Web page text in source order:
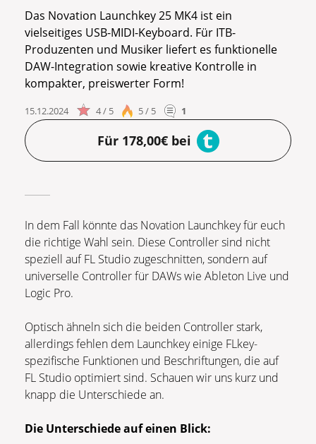
Das Novation Launchkey 25 MK4 ist ein
vielseitiges USB-MIDI-Keyboard. Für ITB-
Produzenten und Musiker liefert es funktionelle
DAW-Integration sowie kreative Kontrolle in
kompakter, preiswerter Form!
15.12.2024 4 / 5 5 / 5 1
Für 178,00€ bei
In dem Fall könnte das Novation Launchkey für euch
die richtige Wahl sein. Diese Controller sind nicht
speziell auf FL Studio zugeschnitten, sondern auf
universelle Controller für DAWs wie Ableton Live und
Logic Pro.
Optisch ähneln sich die beiden Controller stark,
allerdings fehlen dem Launchkey einige FLkey-
spezifische Funktionen und Beschriftungen, die auf
FL Studio optimiert sind. Schauen wir uns kurz und
knapp die Unterschiede an.
Die Unterschiede auf einen Blick: